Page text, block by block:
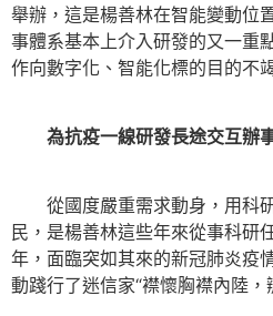
舉辦，這是楊善林在智能變動位
事體系基本上介入研發的又一重
作向數字化、智能化標的目的不
為抗疫一線研發長途交互辦
從國度嚴重需求動身，用科
民，是楊善林這些年來從事科研
年，面臨突如其來的新冠肺炎疫
動踐行了迷信家“襟懷胸襟內陸，